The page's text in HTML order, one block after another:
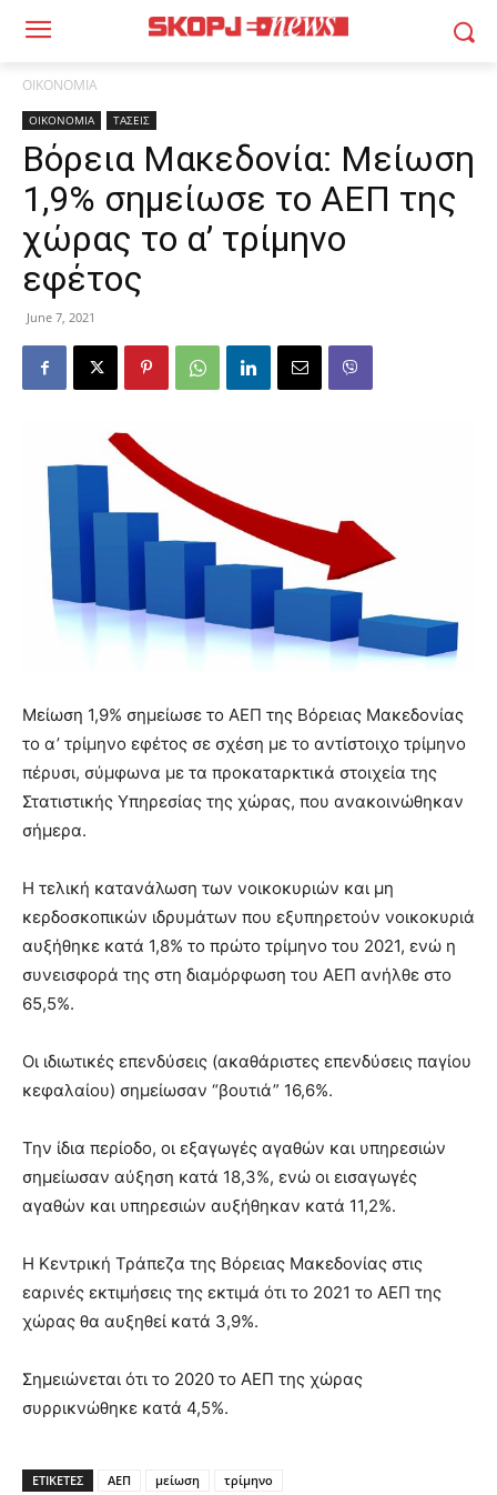
ΟΙΚΟΝΟΜΙΑ
ΟΙΚΟΝΟΜΙΑ ΤΑΣΕΙΣ
Βόρεια Μακεδονία: Μείωση
1,9% σημείωσε το ΑΕΠ της
χώρας το α’ τρίμηνο
εφέτος
June 7, 2021
Μείωση 1,9% σημείωσε το ΑΕΠ της Βόρειας Μακεδονίας
το α’ τρίμηνο εφέτος σε σχέση με το αντίστοιχο τρίμηνο
πέρυσι, σύμφωνα με τα προκαταρκτικά στοιχεία της
Στατιστικής Υπηρεσίας της χώρας, που ανακοινώθηκαν
σήμερα.
Η τελική κατανάλωση των νοικοκυριών και μη
κερδοσκοπικών ιδρυμάτων που εξυπηρετούν νοικοκυριά
αυξήθηκε κατά 1,8% το πρώτο τρίμηνο του 2021, ενώ η
συνεισφορά της στη διαμόρφωση του ΑΕΠ ανήλθε στο
65,5%.
Οι ιδιωτικές επενδύσεις (ακαθάριστες επενδύσεις παγίου
κεφαλαίου) σημείωσαν “βουτιά” 16,6%.
Την ίδια περίοδο, οι εξαγωγές αγαθών και υπηρεσιών
σημείωσαν αύξηση κατά 18,3%, ενώ οι εισαγωγές
αγαθών και υπηρεσιών αυξήθηκαν κατά 11,2%.
Η Κεντρική Τράπεζα της Βόρειας Μακεδονίας στις
εαρινές εκτιμήσεις της εκτιμά ότι το 2021 το ΑΕΠ της
χώρας θα αυξηθεί κατά 3,9%.
Σημειώνεται ότι το 2020 το ΑΕΠ της χώρας
συρρικνώθηκε κατά 4,5%.
ΕΤΙΚΕΤΕΣ ΑΕΠ μείωση τρίμηνο